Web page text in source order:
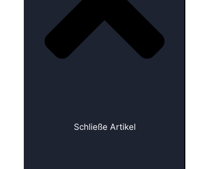
Schließe Artikel